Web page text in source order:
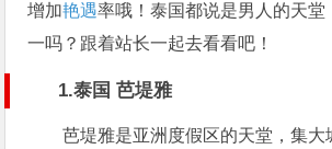
增加艳遇率哦！泰国都说是男人的天堂
一吗？跟着站长一起去看看吧！
1.泰国 芭堤雅
芭堤雅是亚洲度假区的天堂，集大